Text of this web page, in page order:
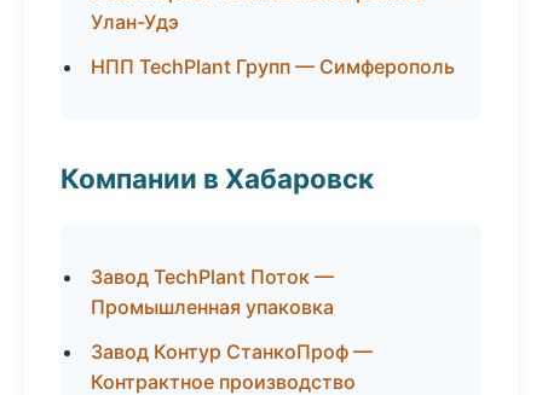
Улан-Удэ
НПП TechPlant Групп — Симферополь
Компании в Хабаровск
Завод TechPlant Поток —
Промышленная упаковка
Завод Контур СтанкоПроф —
Контрактное производство